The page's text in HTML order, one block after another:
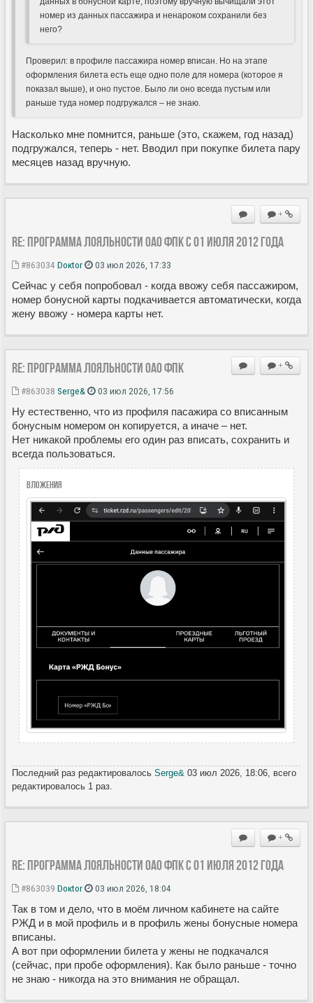
номер из данных пассажира и ненароком сохранили без
него?
Проверил: в профиле пассажира номер вписан. Но на этапе
оформления билета есть еще одно поле для номера (которое я
показал выше), и оно пустое. Было ли оно всегда пустым или
раньше туда номер подгружался – не знаю.
Насколько мне помнится, раньше (это, скажем, год назад)
подгружался, теперь - нет. Вводил при покупке билета пару
месяцев назад вручную.
+
Re: Программа лояльности ОАО ФПК с 01 июля 2012 года
#863034 Doкtor 03 июл 2026, 17:33
Сейчас у себя попробовал - когда ввожу себя пассажиром,
номер бонусной карты подкачивается автоматически, когда
жену ввожу - номера карты нет.
+
Re: Программа лояльности ОАО ФПК
#863038 Serge& 03 июл 2026, 17:56
Ну естественно, что из профиля пасажира со вписанным
бонусным номером он копируется, а иначе – нет.
Нет никакой проблемы его один раз вписать, сохранить и
всегда пользоваться.
Вложения
Последний раз редактировалось Serge& 03 июл 2026, 18:06, всего
редактировалось 1 раз.
+
Re: Программа лояльности ОАО ФПК с 01 июля 2012 года
#863039 Doкtor 03 июл 2026, 18:04
Так в том и дело, что в моём личном кабинете на сайте
РЖД и в мой профиль и в профиль жены бонусные номера
вписаны.
А вот при оформлении билета у жены не подкачался
(сейчас, при пробе оформления). Как было раньше - точно
не знаю - никогда на это внимания не обращал.